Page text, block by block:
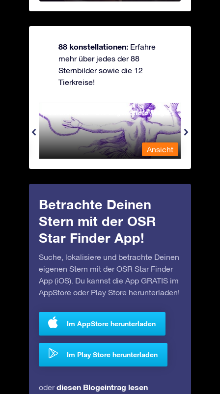
88 konstellationen: Erfahre
mehr über jedes der 88
Sternbilder sowie die 12
Tierkreise!
Andromeda - Die angekettete Magd
Ansicht
Betrachte Deinen
Stern mit der OSR
Star Finder App!
Suche, lokalisiere und betrachte Deinen
eigenen Stern mit der OSR Star Finder
App (iOS). Du kannst die App GRATIS im
AppStore oder Play Store herunterladen!
Im AppStore herunterladen
Im Play Store herunterladen
oderdiesen Blogeintrag lesen